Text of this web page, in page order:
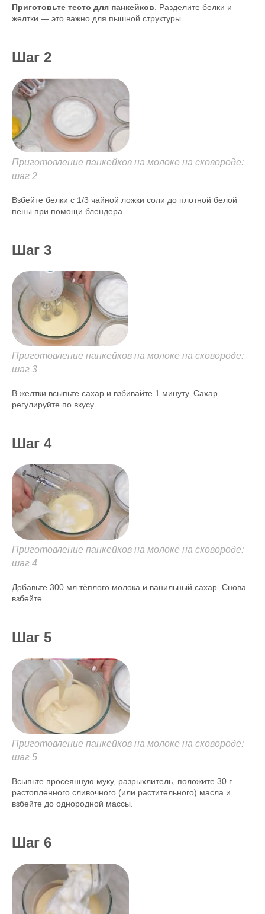
Приготовьте тесто для панкейков. Разделите белки и
желтки — это важно для пышной структуры.
Шаг 2
Приготовление панкейков на молоке на сковороде:
шаг 2
Взбейте белки с 1/3 чайной ложки соли до плотной белой
пены при помощи блендера.
Шаг 3
Приготовление панкейков на молоке на сковороде:
шаг 3
В желтки всыпьте сахар и взбивайте 1 минуту. Сахар
регулируйте по вкусу.
Шаг 4
Приготовление панкейков на молоке на сковороде:
шаг 4
Добавьте 300 мл тёплого молока и ванильный сахар. Снова
взбейте.
Шаг 5
Приготовление панкейков на молоке на сковороде:
шаг 5
Всыпьте просеянную муку, разрыхлитель, положите 30 г
растопленного сливочного (или растительного) масла и
взбейте до однородной массы.
Шаг 6